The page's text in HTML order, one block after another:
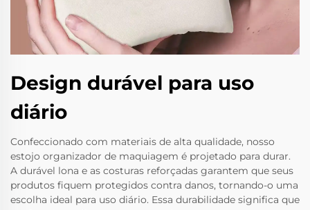
Design durável para uso
diário
Confeccionado com materiais de alta qualidade, nosso
estojo organizador de maquiagem é projetado para durar.
A durável lona e as costuras reforçadas garantem que seus
produtos fiquem protegidos contra danos, tornando-o uma
escolha ideal para uso diário. Essa durabilidade significa que